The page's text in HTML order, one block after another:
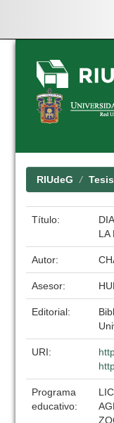
Skip
navigation
RIUdeG Tesis
Título:
LA
Autor:
Asesor:
Editorial:
URI:
Programa
educativo: